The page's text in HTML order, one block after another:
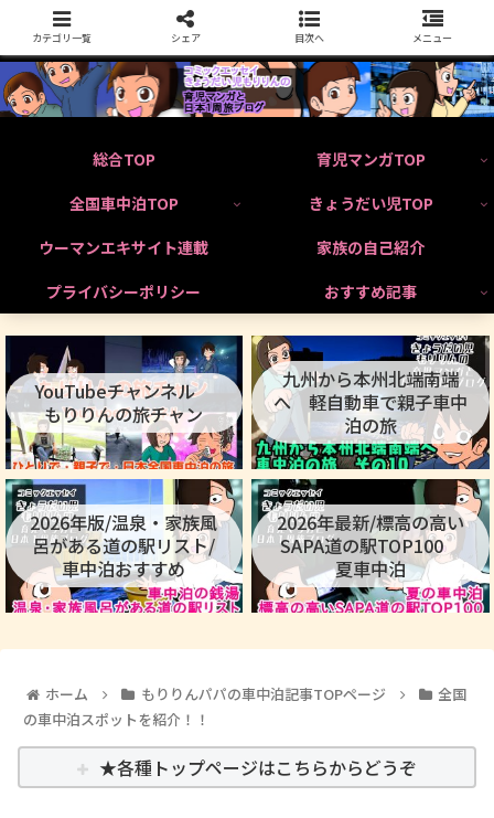
総合TOP
育児マンガTOP
全国車中泊TOP
きょうだい児TOP
ウーマンエキサイト連載
家族の自己紹介
プライバシーポリシー
おすすめ記事
YouTubeチャンネル
もりりんの旅チャン
九州から本州北端南端
へ 軽自動車で親子車中
泊の旅
2026年版/温泉・家族風
呂がある道の駅リスト/
車中泊おすすめ
2026年最新/標高の高い
SAPA道の駅TOP100
夏車中泊
ホーム もりりんパパの車中泊記事TOPページ
全国
の車中泊スポットを紹介！！
★各種トップページはこちらからどうぞ
カテゴリ一覧 シェア 目次へ メニュー